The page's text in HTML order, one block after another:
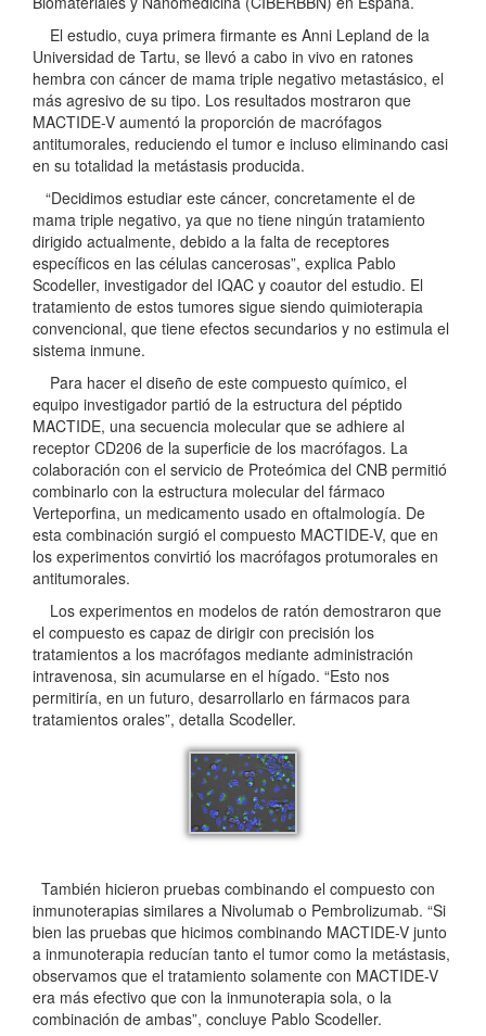
El estudio, cuya primera firmante es Anni Lepland de la
Universidad de Tartu, se llevó a cabo in vivo en ratones
hembra con cáncer de mama triple negativo metastásico, el
más agresivo de su tipo. Los resultados mostraron que
MACTIDE-V aumentó la proporción de macrófagos
antitumorales, reduciendo el tumor e incluso eliminando casi
en su totalidad la metástasis producida.
“Decidimos estudiar este cáncer, concretamente el de
mama triple negativo, ya que no tiene ningún tratamiento
dirigido actualmente, debido a la falta de receptores
específicos en las células cancerosas”, explica Pablo
Scodeller, investigador del IQAC y coautor del estudio. El
tratamiento de estos tumores sigue siendo quimioterapia
convencional, que tiene efectos secundarios y no estimula el
sistema inmune.
Para hacer el diseño de este compuesto químico, el
equipo investigador partió de la estructura del péptido
MACTIDE, una secuencia molecular que se adhiere al
receptor CD206 de la superficie de los macrófagos. La
colaboración con el servicio de Proteómica del CNB permitió
combinarlo con la estructura molecular del fármaco
Verteporfina, un medicamento usado en oftalmología. De
esta combinación surgió el compuesto MACTIDE-V, que en
los experimentos convirtió los macrófagos protumorales en
antitumorales.
Los experimentos en modelos de ratón demostraron que
el compuesto es capaz de dirigir con precisión los
tratamientos a los macrófagos mediante administración
intravenosa, sin acumularse en el hígado. “Esto nos
permitiría, en un futuro, desarrollarlo en fármacos para
tratamientos orales”, detalla Scodeller.
También hicieron pruebas combinando el compuesto con
inmunoterapias similares a Nivolumab o Pembrolizumab. “Si
bien las pruebas que hicimos combinando MACTIDE-V junto
a inmunoterapia reducían tanto el tumor como la metástasis,
observamos que el tratamiento solamente con MACTIDE-V
era más efectivo que con la inmunoterapia sola, o la
combinación de ambas”, concluye Pablo Scodeller.